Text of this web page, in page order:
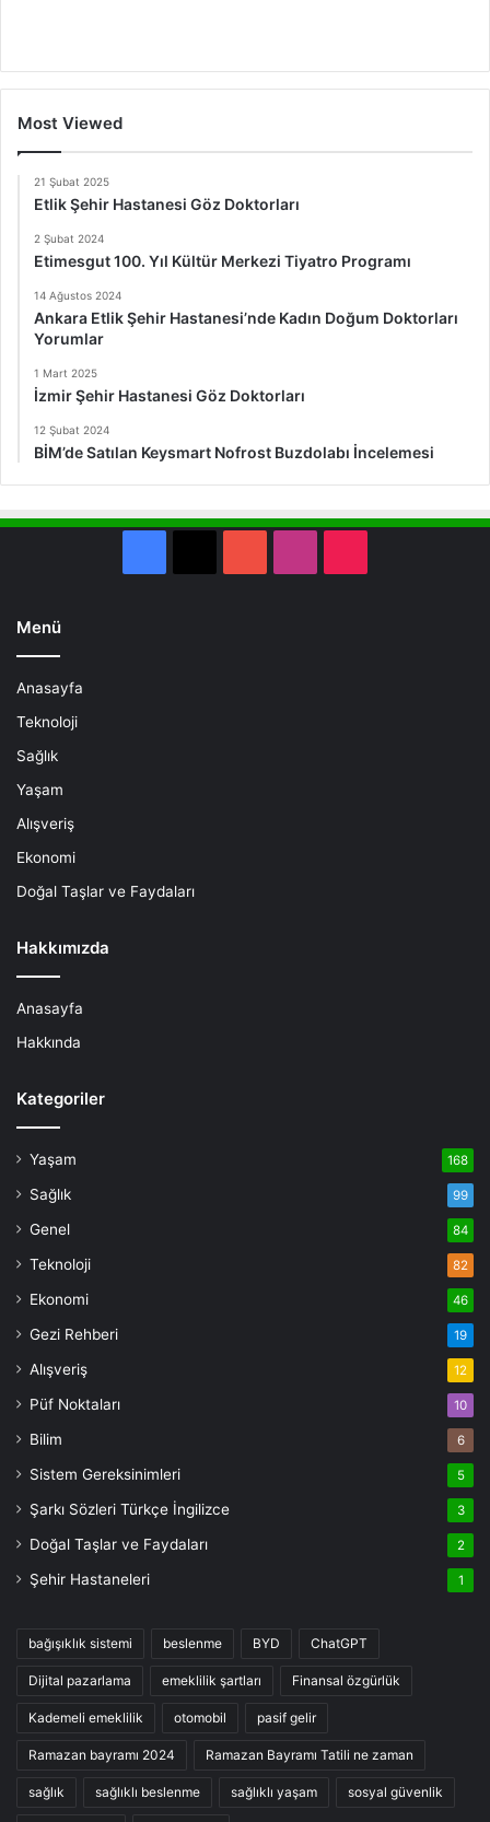
Most Viewed
21 Şubat 2025
Etlik Şehir Hastanesi Göz Doktorları
2 Şubat 2024
Etimesgut 100. Yıl Kültür Merkezi Tiyatro Programı
14 Ağustos 2024
Ankara Etlik Şehir Hastanesi’nde Kadın Doğum Doktorları
Yorumlar
1 Mart 2025
İzmir Şehir Hastanesi Göz Doktorları
12 Şubat 2024
BİM’de Satılan Keysmart Nofrost Buzdolabı İncelemesi
Menü
Anasayfa
Teknoloji
Sağlık
Yaşam
Alışveriş
Ekonomi
Doğal Taşlar ve Faydaları
Hakkımızda
Anasayfa
Hakkında
Kategoriler
Yaşam 168
Sağlık 99
Genel 84
Teknoloji 82
Ekonomi 46
Gezi Rehberi 19
Alışveriş 12
Püf Noktaları 10
Bilim 6
Sistem Gereksinimleri 5
Şarkı Sözleri Türkçe İngilizce 3
Doğal Taşlar ve Faydaları 2
Şehir Hastaneleri 1
bağışıklık sistemi beslenme BYD ChatGPT
Dijital pazarlama emeklilik şartları Finansal özgürlük
Kademeli emeklilik otomobil pasif gelir
Ramazan bayramı 2024 Ramazan Bayramı Tatili ne zaman
sağlık sağlıklı beslenme sağlıklı yaşam sosyal güvenlik